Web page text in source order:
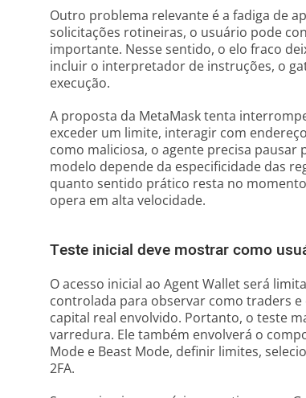
Outro problema relevante é a fadiga de
solicitações rotineiras, o usuário pode
importante. Nesse sentido, o elo fraco
incluir o interpretador de instruções, o
execução.
A proposta da MetaMask tenta
exceder um limite, interagir com
como maliciosa, o agente precisa pausar
modelo depende da especificidade das
quanto sentido prático resta no
opera em alta velocidade.
Teste inicial deve mostrar como
O acesso inicial ao Agent Wallet será
controlada para observar como traders
capital real envolvido. Portanto, o teste
varredura. Ele também envolverá o
Mode e Beast Mode, definir limites,
2FA.